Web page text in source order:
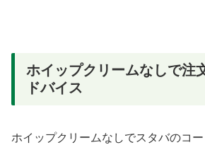
ホイップクリームなしで注
ドバイス
ホイップクリームなしでスタバのコ